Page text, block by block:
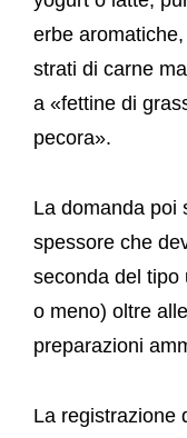
erbe
strati di carne
a «fettine di
pecora».
La domanda poi
spessore che
seconda del tipo
o meno) oltre
preparazioni
La registrazione